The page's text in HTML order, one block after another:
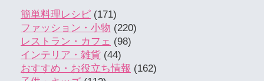
簡単料理レシピ (171)
ファッション・小物 (220)
レストラン・カフェ (98)
インテリア・雑貨 (44)
おすすめ・お役立ち情報 (162)